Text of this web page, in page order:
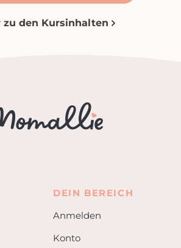
zu den Kursinhalten
DEIN BEREICH
Anmelden
Konto